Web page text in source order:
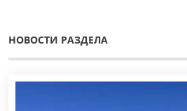
НОВОСТИ РАЗДЕЛА